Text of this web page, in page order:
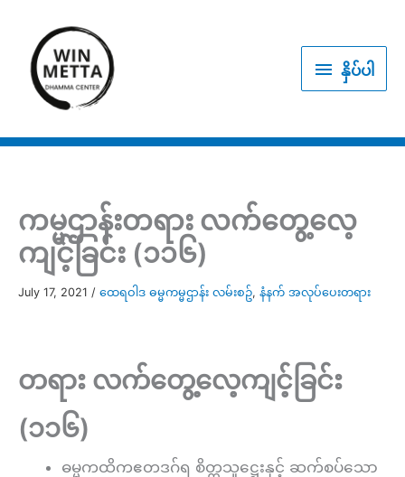
content
နှိပ် နှိပ်ပါ
ကမ္မဌာန်းတရား လက်တွေ့လေ့
ကျင့်ခြင်း (၁၁၆)
July 17, 2021 / ထေရဝါဒ ဓမ္မကမ္မဌာန်း လမ်းစဥ်, နံနက် အလုပ်ပေးတရား
တရား လက်တွေ့လေ့ကျင့်ခြင်း
(၁၁၆)
ဓမ္မကထိကဧတဒဂ်ရ စိတ္တသူဋ္ဌေးနှင့် ဆက်စပ်သော